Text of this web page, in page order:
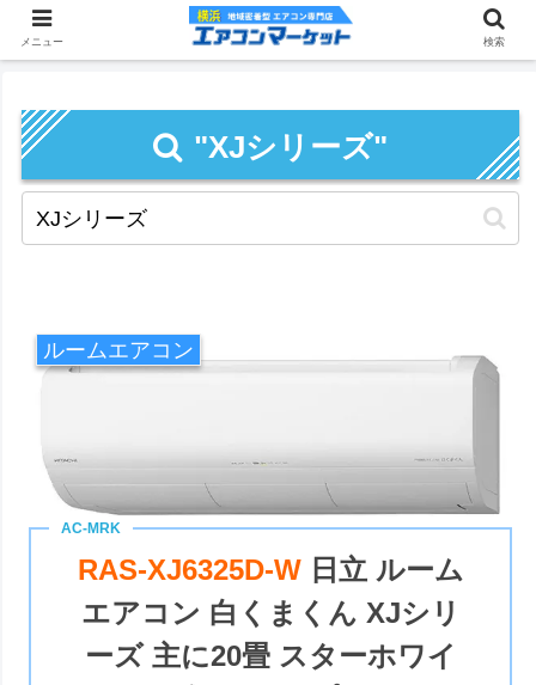
"XJシリーズ"
ルームエアコン
RAS-XJ6325D-W 日立 ルーム
エアコン 白くまくん XJシリ
ーズ 主に20畳 スターホワイ
メニュー 検索